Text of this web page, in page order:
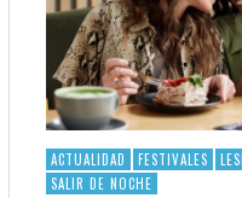
ACTUALIDAD FESTIVALES
SALIR DE NOCHE